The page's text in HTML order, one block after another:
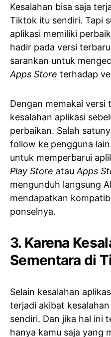
Kesalahan bisa saja
Tiktok itu sendiri. Tapi
aplikasi memiliki
hadir pada versi
sarankan untuk
Apps Store terhadap
Dengan memakai versi
kesalahan aplikasi
perbaikan. Salah
follow ke pengguna
untuk memperbarui
Play Store atau Apps
mengunduh langsung
mendapatkan
ponselnya.
3. Karena
Sementara di
Selain kesalahan
terjadi akibat
sendiri. Dan jika hal ini
hanya kamu saja yang